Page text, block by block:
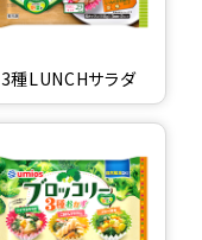
3種LUNCHサラダ